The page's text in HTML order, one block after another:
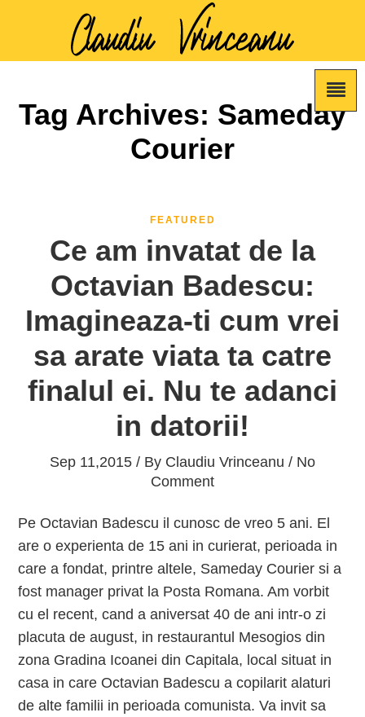
Tag Archives: Sameday
Courier
FEATURED
Ce am invatat de la
Octavian Badescu:
Imagineaza-ti cum vrei
sa arate viata ta catre
finalul ei. Nu te adanci
in datorii!
Sep 11,2015 / By Claudiu Vrinceanu / No
Comment
Pe Octavian Badescu il cunosc de vreo 5 ani. El
are o experienta de 15 ani in curierat, perioada in
care a fondat, printre altele, Sameday Courier si a
fost manager privat la Posta Romana. Am vorbit
cu el recent, cand a aniversat 40 de ani intr-o zi
placuta de august, in restaurantul Mesogios din
zona Gradina Icoanei din Capitala, local situat in
casa in care Octavian Badescu a copilarit alaturi
de alte familii in perioada comunista. Va invit sa